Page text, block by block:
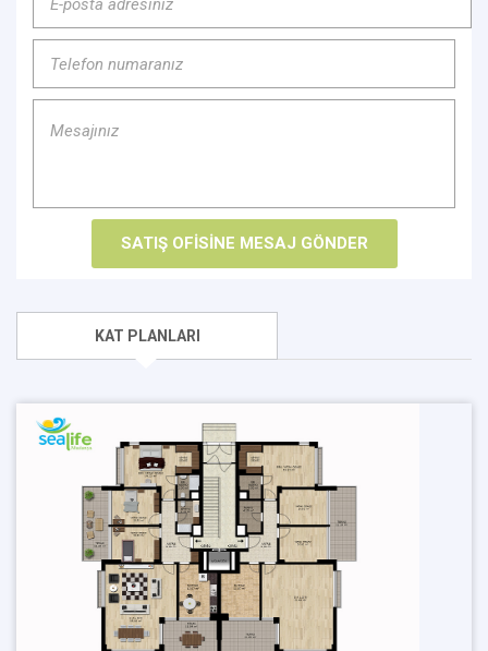
KAT PLANLARI